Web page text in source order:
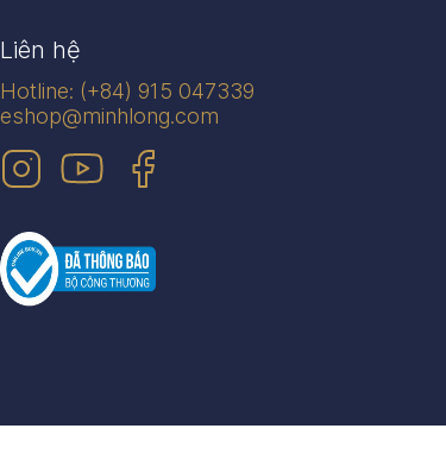
Liên hệ
Hotline: (+84) 915 047339
eshop@minhlong.com